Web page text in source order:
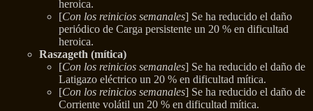
heroica.
[Con los reinicios semanales] Se ha reducido el daño
periódico de Carga persistente un 20 % en dificultad
heroica.
Raszageth (mítica)
[Con los reinicios semanales] Se ha reducido el daño de
Latigazo eléctrico un 20 % en dificultad mítica.
[Con los reinicios semanales] Se ha reducido el daño de
Corriente volátil un 20 % en dificultad mítica.